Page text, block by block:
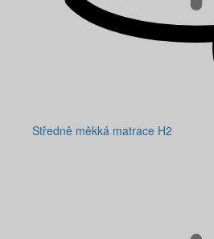
Středně měkká matrace H2